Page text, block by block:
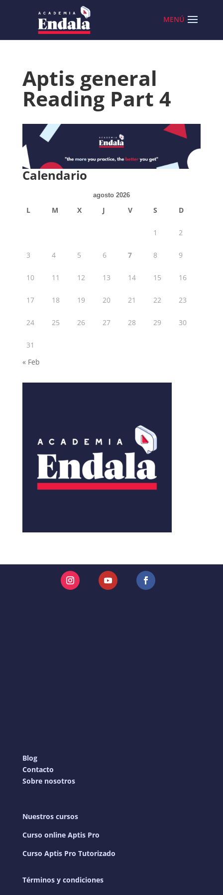
Aptis general
Reading Part 4
Calendario
agosto 2026
L M X J V S D
1 2
3 4 5 6 7 8 9
10 11 12 13 14 15 16
17 18 19 20 21 22 23
24 25 26 27 28 29 30
31
« Feb
Instagram YouTube Facebook
Blog
Contacto
Sobre nosotros
Nuestros cursos
Curso online Aptis Pro
Curso Aptis Pro Tutorizado
Términos y condiciones